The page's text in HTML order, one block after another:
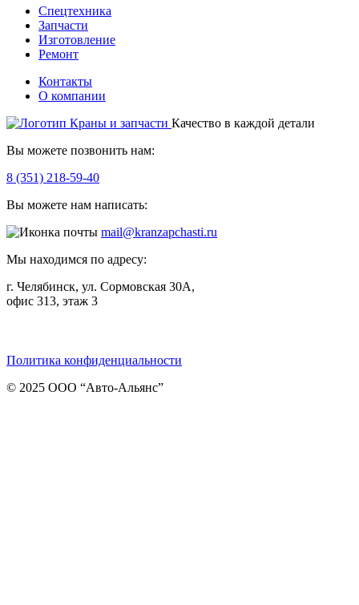
Спецтехника
Запчасти
Изготовление
Ремонт
Контакты
О компании
Качество в каждой детали
Вы можете позвонить нам:
8 (351) 218-59-40
Вы можете нам написать:
mail@kranzapchasti.ru
Мы находимся по адресу:
г. Челябинск, ул. Сормовская 30А,
офис 313, этаж 3
Политика конфиденциальности
© 2025 ООО “Авто-Альянс”